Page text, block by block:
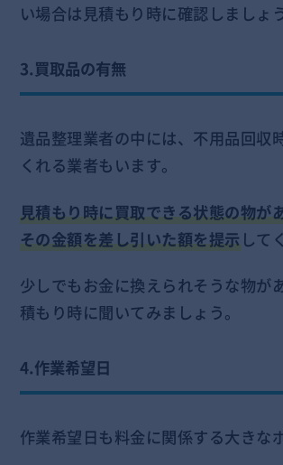
い場合は見積もり時に確認しましょう
3.買取品の有無
遺品整理業者の中には、不用品回収
くれる業者もいます。
見積もり時に買取できる状態の物が
その金額を差し引いた額を提示して
少しでもお金に換えられそうな物が
積もり時に聞いてみましょう。
4.作業希望日
作業希望日も料金に関係する大きな